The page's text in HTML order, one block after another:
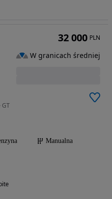
GT
Manualna
32 000 PLN
W granicach średniej